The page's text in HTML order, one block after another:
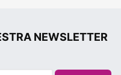
NEWSLETTER